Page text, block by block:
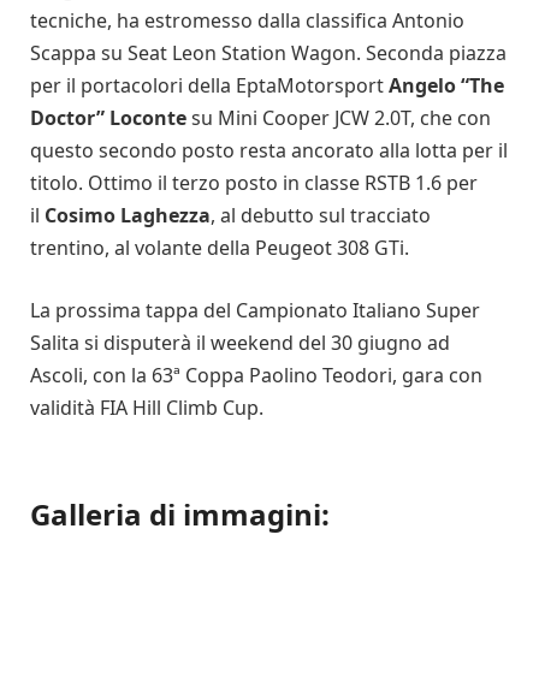
tecniche, ha estromesso dalla classifica Antonio
Scappa su Seat Leon Station Wagon. Seconda piazza
per il portacolori della EptaMotorsportAngelo “The
Doctor” Locontesu Mini Cooper JCW 2.0T, che con
questo secondo posto resta ancorato alla lotta per il
titolo. Ottimo il terzo posto in classe RSTB 1.6 per
il Cosimo Laghezza, al debutto sul tracciato
trentino, al volante della Peugeot 308 GTi.
La prossima tappa del Campionato Italiano Super
Salita si disputerà il weekend del 30 giugno ad
Ascoli, con la 63ª Coppa Paolino Teodori, gara con
validità FIA Hill Climb Cup.
Galleria di immagini: